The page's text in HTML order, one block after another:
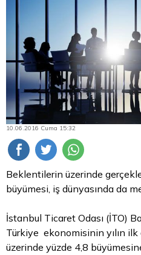
10.06.2016 Cuma 15:32
Beklentilerin üzerinde
büyümesi, iş dünyasında da
İstanbul Ticaret Odası (İTO)
Türkiye ekonomisinin yılın
üzerinde yüzde 4,8